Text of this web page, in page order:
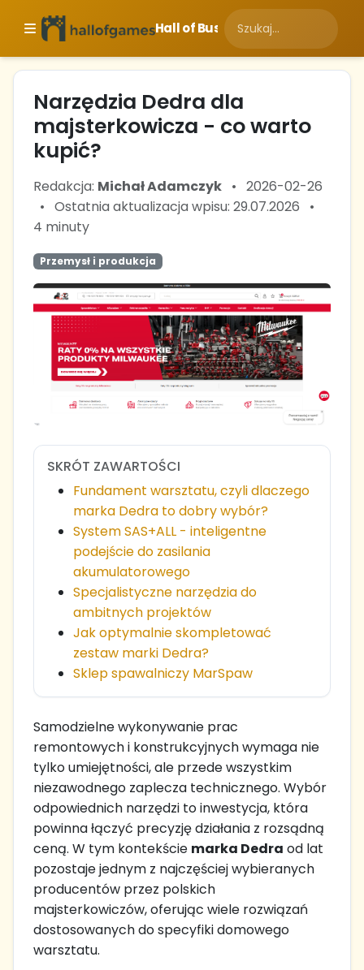
Hall of Business
Narzędzia Dedra dla
majsterkowicza - co warto
kupić?
Redakcja: Michał Adamczyk • 2026-02-26
• Ostatnia aktualizacja wpisu: 29.07.2026
•
4 minuty
Przemysł i produkcja
SKRÓT ZAWARTOŚCI
Fundament warsztatu, czyli dlaczego
marka Dedra to dobry wybór?
System SAS+ALL - inteligentne
podejście do zasilania
akumulatorowego
Specjalistyczne narzędzia do
ambitnych projektów
Jak optymalnie skompletować
zestaw marki Dedra?
Sklep spawalniczy MarSpaw
Samodzielne wykonywanie prac
remontowych i konstrukcyjnych wymaga nie
tylko umiejętności, ale przede wszystkim
niezawodnego zaplecza technicznego. Wybór
odpowiednich narzędzi to inwestycja, która
powinna łączyć precyzję działania z rozsądną
ceną. W tym kontekście marka Dedra od lat
pozostaje jednym z najczęściej wybieranych
producentów przez polskich
majsterkowiczów, oferując wiele rozwiązań
dostosowanych do specyfiki domowego
warsztatu.